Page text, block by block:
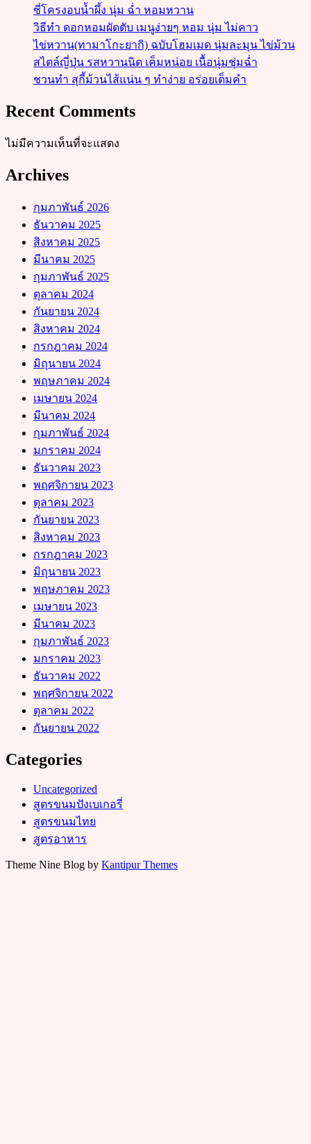
ซี่โครงอบน้ำผึ้ง นุ่ม ฉ่ำ หอมหวาน
วิธีทำ ดอกหอมผัดตับ เมนูง่ายๆ หอม นุ่ม ไม่คาว
ไข่หวาน(ทามาโกะยากิ) ฉบับโฮมเมด นุ่มละมุน ไข่ม้วน
สไตล์ญี่ปุ่น รสหวานนิด เค็มหน่อย เนื้อนุ่มชุ่มฉ่ำ
ชวนทำ สุกี้ม้วนไส้แน่น ๆ ทำง่าย อร่อยเต็มคำ
Recent Comments
ไม่มีความเห็นที่จะแสดง
Archives
กุมภาพันธ์ 2026
ธันวาคม 2025
สิงหาคม 2025
มีนาคม 2025
กุมภาพันธ์ 2025
ตุลาคม 2024
กันยายน 2024
สิงหาคม 2024
กรกฎาคม 2024
มิถุนายน 2024
พฤษภาคม 2024
เมษายน 2024
มีนาคม 2024
กุมภาพันธ์ 2024
มกราคม 2024
ธันวาคม 2023
พฤศจิกายน 2023
ตุลาคม 2023
กันยายน 2023
สิงหาคม 2023
กรกฎาคม 2023
มิถุนายน 2023
พฤษภาคม 2023
เมษายน 2023
มีนาคม 2023
กุมภาพันธ์ 2023
มกราคม 2023
ธันวาคม 2022
พฤศจิกายน 2022
ตุลาคม 2022
กันยายน 2022
Categories
Uncategorized
สูตรขนมปังเบเกอรี่
สูตรขนมไทย
สูตรอาหาร
Theme Nine Blog by Kantipur Themes